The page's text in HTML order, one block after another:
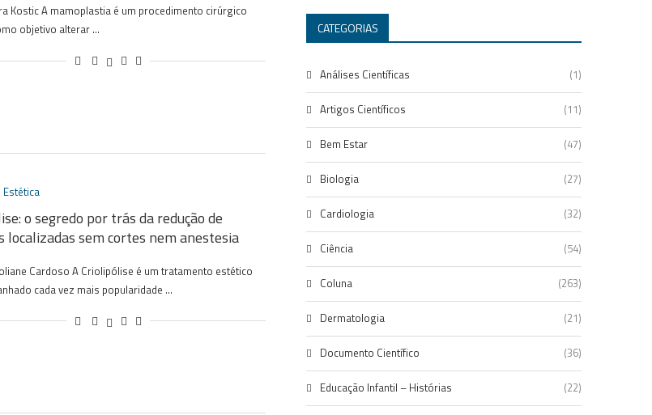
Kostic A mamoplastia é um procedimento cirúrgico
objetivo alterar …
Estética
o segredo por trás da redução de
localizadas sem cortes nem anestesia
Cardoso A Criolipólise é um tratamento estético
cada vez mais popularidade …
CATEGORIAS
Análises Científicas (1)
Artigos Científicos (11)
Bem Estar (47)
Biologia (27)
Cardiologia (32)
Ciência (54)
Coluna (263)
Dermatologia (21)
Documento Científico (36)
Educação Infantil – Histórias (22)